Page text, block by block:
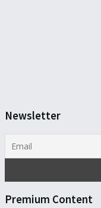
Newsletter
Premium Content